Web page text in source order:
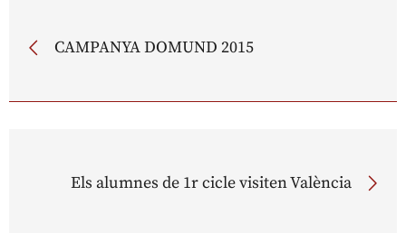
CAMPANYA DOMUND 2015
Els alumnes de 1r cicle visiten València